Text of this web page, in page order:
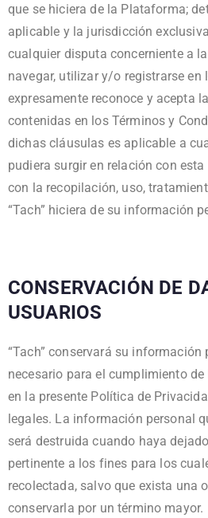
que se hiciera de la Plataforma;
aplicable y la jurisdicción
cualquier disputa concerniente a
navegar, utilizar y/o registrarse en
expresamente reconoce y acepta
contenidas en los Términos y
dichas cláusulas es aplicable a
pudiera surgir en relación con
con la recopilación, uso,
“Tach” hiciera de su información
CONSERVACIÓN DE
USUARIOS
“Tach” conservará su
necesario para el cumplimiento
en la presente Política de
legales. La información personal
será destruida cuando haya
pertinente a los fines para los
recolectada, salvo que exista una
conservarla por un término mayor.